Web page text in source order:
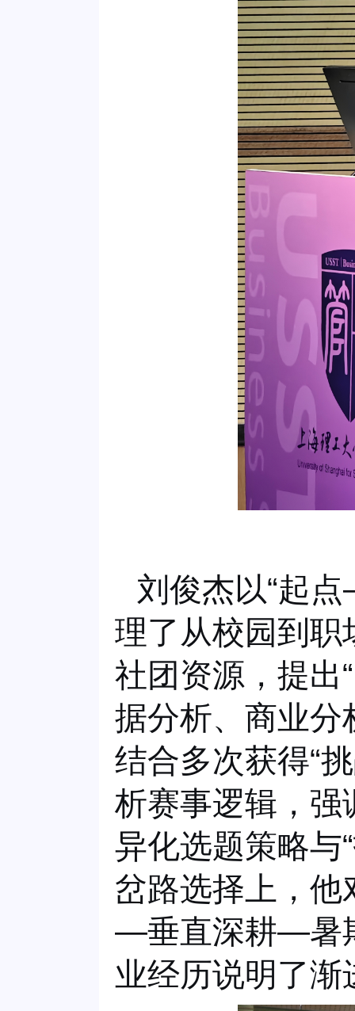
刘俊杰以“起点
理了从校园到职
社团资源，提出
据分析、商业分
结合多次获得“
析赛事逻辑，强
异化选题策略与
岔路选择上，
—垂直深耕—暑
业经历说明了